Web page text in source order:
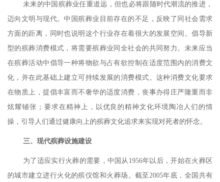
未来的中国殡葬业任重道远，但也必将跟随时代潮流的推进，
迈向文明与现代。中国殡葬业目前存在的不足，反映了同社会需求
方面的距离，同时也说明这个行业存在着很大的发展空间。倡导新
型的殡葬消费模式，将需要殡葬业同全社会的共同努力。未来应当
在殡葬活动中倡导一种将物欲与占有欲控制在适度范围内的消费文
化，并在此基础上建立可持续发展的消费模式。这种消费文化要求
在物质上，提倡丰富而不奢华的适度消费，丧事办得庄严隆重而非
炫耀铺张；要求在精神上，以优良的精神文化环境陶冶人们的情
操，引导人们通过健康向上的殡葬文化追求来实现对死者的怀念。
三、 现代殡葬设施建设
为了适应实行火葬的需要，中国从 1956年以后，开始在火葬区
的城市建立进行火化的殡仪馆和火葬场。截至 2005年底，全国共有